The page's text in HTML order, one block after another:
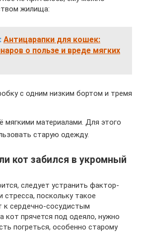
жилища:
Антицарапки для кошек:
о пользе и вреде мягких
с одним низким бортом и тремя
мягкими материалами. Для этого
старую одежду.
кот забился в укромный
следует устранить фактор-
стресса, поскольку такое
к сердечно-сосудистым
кот прячется под одеяло, нужно
погреться, особенно старому